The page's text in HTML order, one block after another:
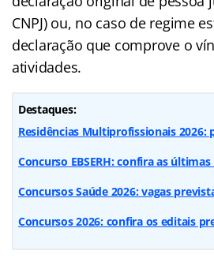
CNPJ) ou, no caso de regime
declaração que comprove o
atividades.
Destaques:
Residências Multiprofissionais
Concurso EBSERH: confira as
Concursos Saúde 2026: vagas
Concursos 2026: confira os editais